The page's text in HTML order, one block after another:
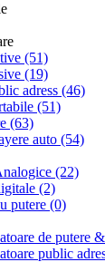
(51)
(19)
adress (46)
(51)
(63)
auto (54)
(22)
(2)
putere (0)
de putere
public